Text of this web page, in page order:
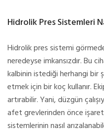
Hidrolik Pres Sistemleri
Hidrolik pres sistemi
neredeyse imkansızdır. Bu
kalbinin istediği herhangi bir
etmek için bir koç kullanır.
artırabilir. Yani, düzgün
afet grevlerinden önce
sistemlerinin nasıl